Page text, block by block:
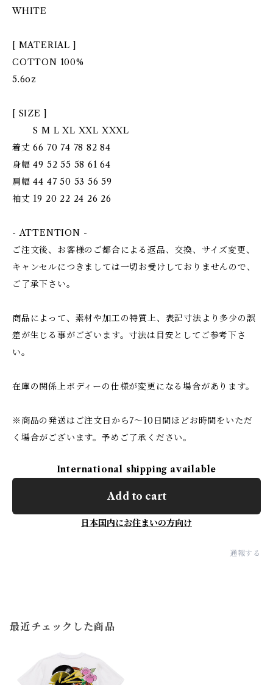
WHITE
[ MATERIAL ]
COTTON 100%
5.6oz
[ SIZE ]
S M L XL XXL XXXL
着丈 66 70 74 78 82 84
身幅 49 52 55 58 61 64
肩幅 44 47 50 53 56 59
袖丈 19 20 22 24 26 26
- ATTENTION -
ご注文後、お客様のご都合による返品、交換、サイズ変更、
キャンセルにつきましては一切お受けしておりませんので、
ご了承下さい。
商品によって、素材や加工の特質上、表記寸法より多少の誤
差が生じる事がございます。寸法は目安としてご参考下さ
い。
在庫の関係上ボディーの仕様が変更になる場合があります。
※商品の発送はご注文日から7〜10日間ほどお時間をいただ
く場合がございます。予めご了承ください。
International shipping available
Add to cart
日本国内にお住まいの方向け
通報する
最近チェックした商品